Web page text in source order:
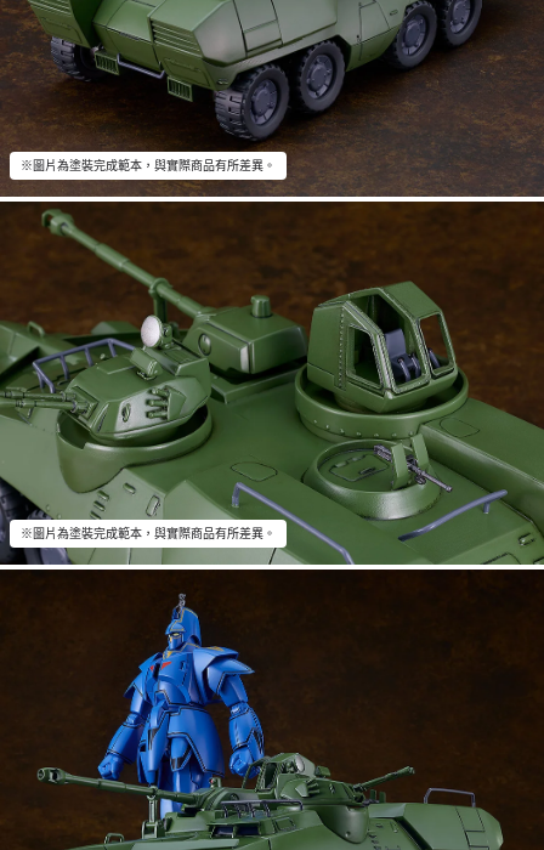
※圖片為塗裝完成範本，與實際商品有所差異。
※圖片為塗裝完成範本，與實際商品有所差異。